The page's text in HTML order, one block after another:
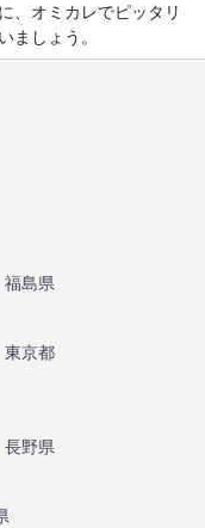
、オミカレでピッタリ
ましょう。
福島県
東京都
長野県